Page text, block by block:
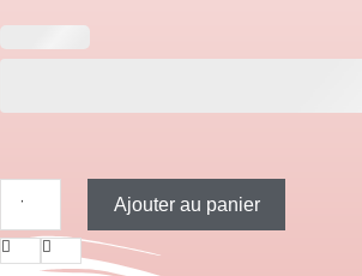
Ajouter au panier